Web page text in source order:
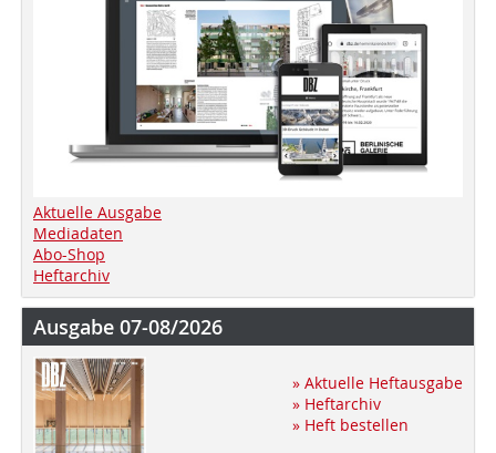
Aktuelle Ausgabe
Mediadaten
Abo-Shop
Heftarchiv
Ausgabe 07-08/2026
» Aktuelle Heftausgabe
» Heftarchiv
» Heft bestellen